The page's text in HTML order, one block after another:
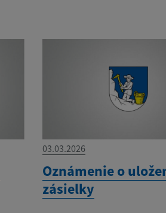
03.03.2026
Oznámenie o
zásielky